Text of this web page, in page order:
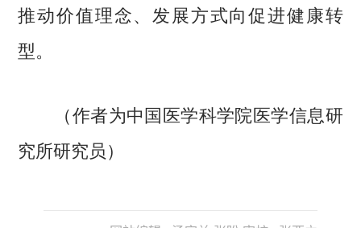
推动价值理念、发展方式向促进健康转
型。
（作者为中国医学科学院医学信息研
究所研究员）